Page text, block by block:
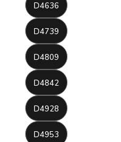
D4636
D4739
D4809
D4842
D4928
D4953